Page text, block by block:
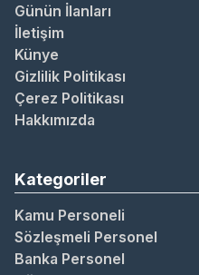
Günün İlanları
İletişim
Künye
Gizlilik Politikası
Çerez Politikası
Hakkımızda
Kategoriler
Kamu Personeli
Sözleşmeli Personel
Banka Personel